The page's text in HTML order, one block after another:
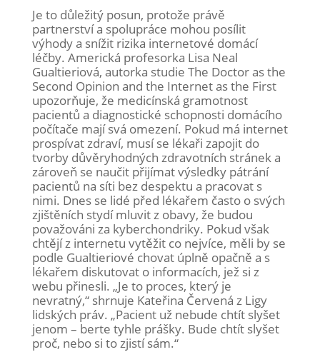
Je to důležitý posun, protože právě
partnerství a spolupráce mohou posílit
výhody a snížit rizika internetové domácí
léčby. Americká profesorka Lisa Neal
Gualtieriová, autorka studie The Doctor as the
Second Opinion and the Internet as the First
upozorňuje, že medicínská gramotnost
pacientů a diagnostické schopnosti domácího
počítače mají svá omezení. Pokud má internet
prospívat zdraví, musí se lékaři zapojit do
tvorby důvěryhodných zdravotních stránek a
zároveň se naučit přijímat výsledky pátrání
pacientů na síti bez despektu a pracovat s
nimi. Dnes se lidé před lékařem často o svých
zjištěních stydí mluvit z obavy, že budou
považováni za kyberchondriky. Pokud však
chtějí z internetu vytěžit co nejvíce, měli by se
podle Gualtieriové chovat úplně opačně a s
lékařem diskutovat o informacích, jež si z
webu přinesli. „Je to proces, který je
nevratný,“ shrnuje Kateřina Červená z Ligy
lidských práv. „Pacient už nebude chtít slyšet
jenom – berte tyhle prášky. Bude chtít slyšet
proč, nebo si to zjistí sám.“